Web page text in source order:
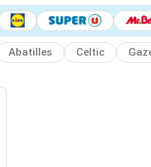
Abatilles Celtic